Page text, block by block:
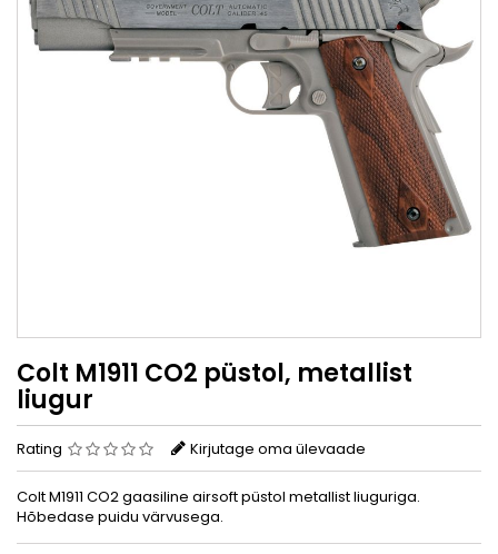
Colt M1911 CO2 püstol, metallist
liugur
Rating Kirjutage oma ülevaade
Colt M1911 CO2 gaasiline airsoft püstol metallist liuguriga.
Hõbedase puidu värvusega.